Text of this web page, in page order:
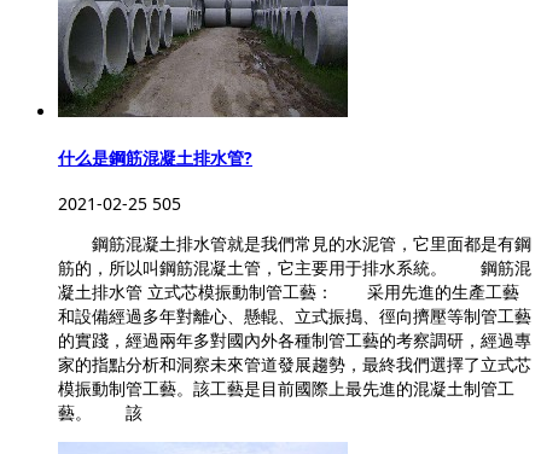
什么是鋼筋混凝土排水管?
2021-02-25 505
鋼筋混凝土排水管就是我們常見的水泥管，它里面都是有鋼
筋的，所以叫鋼筋混凝土管，它主要用于排水系統。 鋼筋混
凝土排水管 立式芯模振動制管工藝： 采用先進的生產工藝
和設備經過多年對離心、懸輥、立式振搗、徑向擠壓等制管工藝
的實踐，經過兩年多對國內外各種制管工藝的考察調研，經過專
家的指點分析和洞察未來管道發展趨勢，最終我們選擇了立式芯
模振動制管工藝。該工藝是目前國際上最先進的混凝土制管工
藝。 該